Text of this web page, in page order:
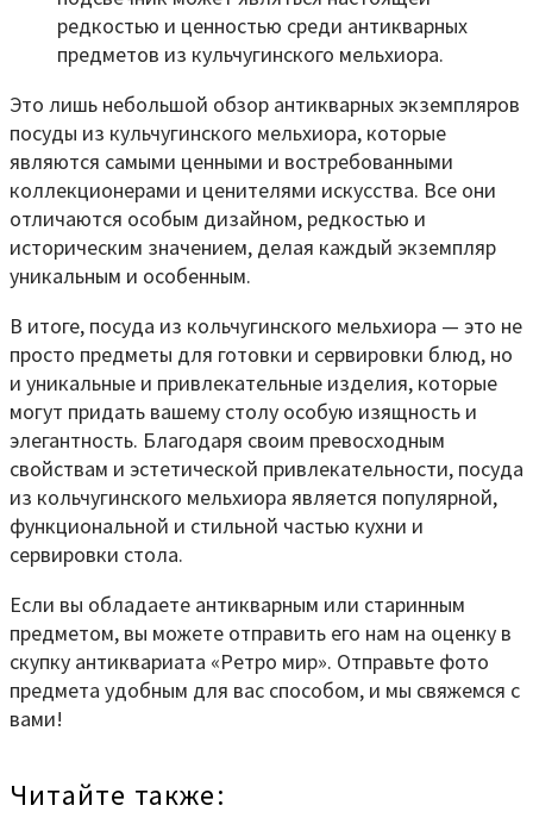
редкостью и ценностью среди антикварных
предметов из кульчугинского мельхиора.
Это лишь небольшой обзор антикварных экземпляров
посуды из кульчугинского мельхиора, которые
являются самыми ценными и востребованными
коллекционерами и ценителями искусства. Все они
отличаются особым дизайном, редкостью и
историческим значением, делая каждый экземпляр
уникальным и особенным.
В итоге, посуда из кольчугинского мельхиора — это не
просто предметы для готовки и сервировки блюд, но
и уникальные и привлекательные изделия, которые
могут придать вашему столу особую изящность и
элегантность. Благодаря своим превосходным
свойствам и эстетической привлекательности, посуда
из кольчугинского мельхиора является популярной,
функциональной и стильной частью кухни и
сервировки стола.
Если вы обладаете антикварным или старинным
предметом, вы можете отправить его нам на оценку в
скупку антиквариата «Ретро мир». Отправьте фото
предмета удобным для вас способом, и мы свяжемся с
вами!
Читайте также: